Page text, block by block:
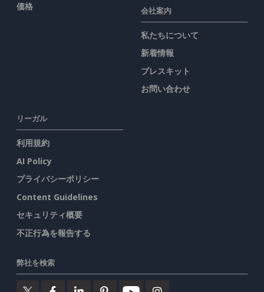
価格
会社案内
私たちについて
新着情報
プレスキット
お問い合わせ
リーガル
利用規約
AI Policy
プライバシーポリシー
Content Guidelines
セキュリティ概要
不正行為を報告する
弊社を検索